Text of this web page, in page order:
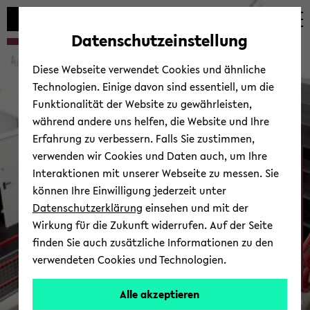
Automatische
vermeiden
zum
wechseln
zum
wechseln
zum
wechseln
Ab­tei­lung Psy­cho­lo­gie
© Uni­ver­si­tät Bie­le­feld
Datenschutzeinstellung
Diese Webseite verwendet Cookies und ähnliche
Technologien. Einige davon sind essentiell, um die
Funktionalität der Website zu gewährleisten,
während andere uns helfen, die Website und Ihre
Erfahrung zu verbessern. Falls Sie zustimmen,
verwenden wir Cookies und Daten auch, um Ihre
Interaktionen mit unserer Webseite zu messen. Sie
können Ihre Einwilligung jederzeit unter
Datenschutzerklärung einsehen und mit der
Wirkung für die Zukunft widerrufen. Auf der Seite
finden Sie auch zusätzliche Informationen zu den
verwendeten Cookies und Technologien.
Alle akzeptieren